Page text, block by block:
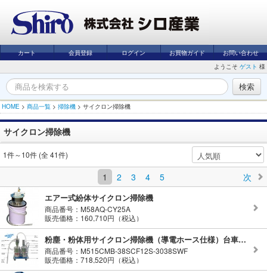
カート 会員登録 ログイン お買物ガイド
お問い合わせ
ようこそ ゲスト 様
HOME > 商品一覧 > 掃除機 > サイクロン掃除機
サイクロン掃除機
1件～10件 (全 41件)
1 2 3 4 5 次
エアー式紛体サイクロン掃除機
商品番号：M58AQ-CY25A
販売価格：160,710円（税込）
粉塵・粉体用サイクロン掃除機（導電ホース仕様）台車付き
商品番号：M515CMB-38SCF12S-3038SWF
販売価格：718,520円（税込）